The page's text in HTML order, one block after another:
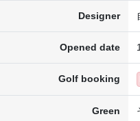
Designer
Opened date
Golf booking
Green